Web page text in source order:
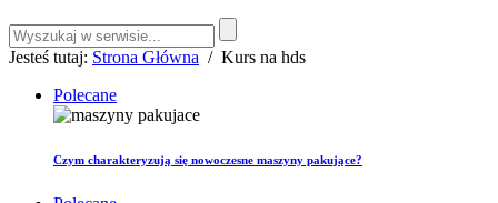
Jesteś tutaj: Strona Główna / Kurs na hds
Polecane
Czym charakteryzują się nowoczesne maszyny pakujące?